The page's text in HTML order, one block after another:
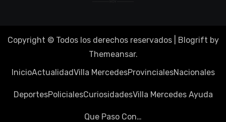
Copyright © Todos los derechos reservados Blogrift by
Themeansar.
InicioActualidadVilla MercedesProvincialesNacionales
DeportesPolicialesCuriosidadesVilla Mercedes Ayuda
Que Paso Con…